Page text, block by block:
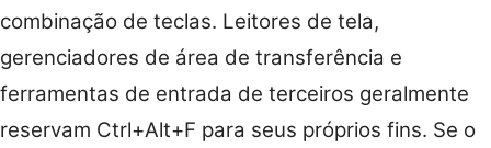
combinação de teclas. Leitores de tela,
gerenciadores de área de transferência e
ferramentas de entrada de terceiros geralmente
reservam Ctrl+Alt+F para seus próprios fins. Se o